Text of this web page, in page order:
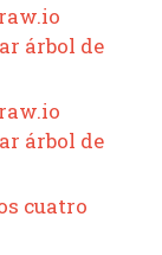
árbol de
árbol de
cuatro